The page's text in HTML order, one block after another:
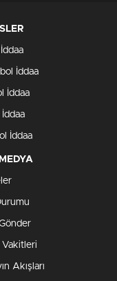
İddaa
İddaa
İddaa
İddaa
Vakitleri
Akışları